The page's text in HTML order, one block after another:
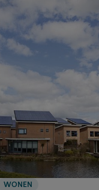
een
strategische
keuze
(Deel
WONEN